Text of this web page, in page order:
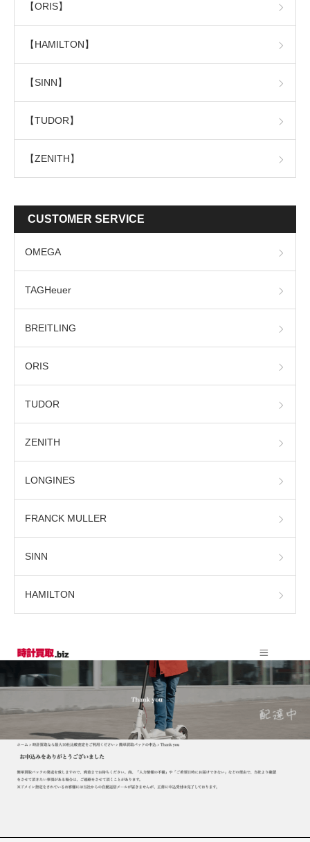
【ORIS】
【HAMILTON】
【SINN】
【TUDOR】
【ZENITH】
CUSTOMER SERVICE
OMEGA
TAGHeuer
BREITLING
ORIS
TUDOR
ZENITH
LONGINES
FRANCK MULLER
SINN
HAMILTON